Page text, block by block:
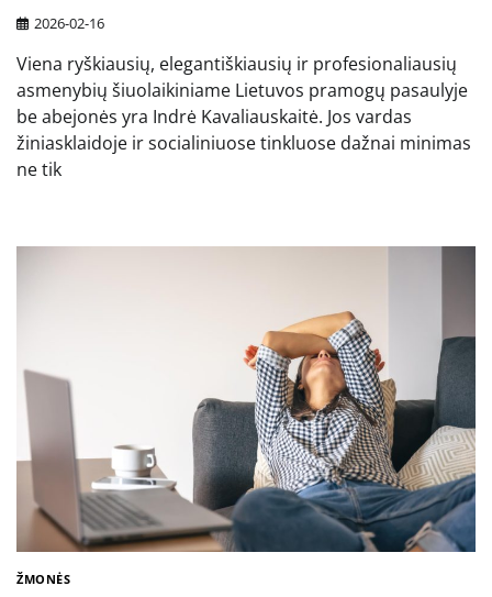
2026-02-16
Viena ryškiausių, elegantiškiausių ir profesionaliausių
asmenybių šiuolaikiniame Lietuvos pramogų pasaulyje
be abejonės yra Indrė Kavaliauskaitė. Jos vardas
žiniasklaidoje ir socialiniuose tinkluose dažnai minimas
ne tik
ŽMONĖS